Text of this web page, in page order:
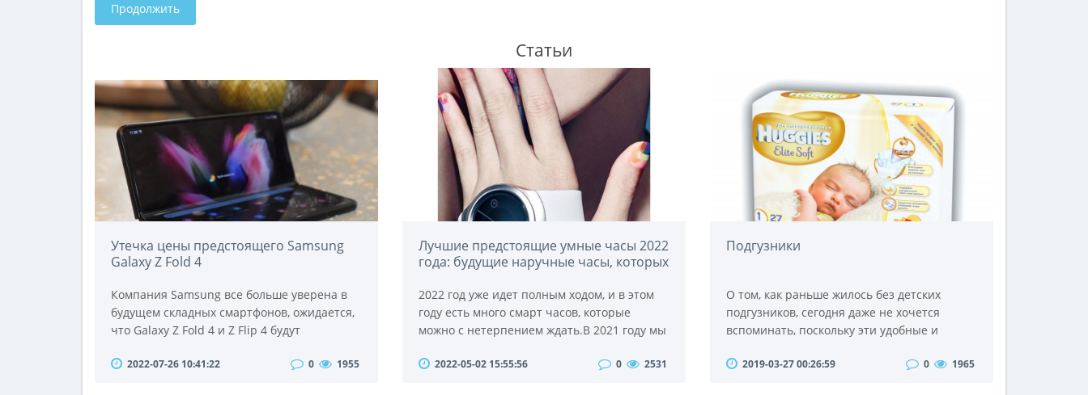
Продолжить
Статьи
Утечка цены предстоящего Samsung
Galaxy Z Fold 4
Компания Samsung все больше уверена в
будущем складных смартфонов, ожидается,
что Galaxy Z Fold 4 и Z Flip 4 будут
были менее уверены в том, сколько будут
2022-07-26 10:41:22 0 1955
Лучшие предстоящие умные часы 2022
года: будущие наручные часы, которых
2022 год уже идет полным ходом, и в этом
году есть много смарт часов, которые
можно с нетерпением ждать.В 2021 году мы
Watch 4 и Watch 4 Classic, Apple выпустила
2022-05-02 15:55:56 0 2531
Подгузники
О том, как раньше жилось без детских
подгузников, сегодня даже не хочется
вспоминать, поскольку эти удобные и
вошли в нашу жизнь и значительно
2019-03-27 00:26:59 0 1965